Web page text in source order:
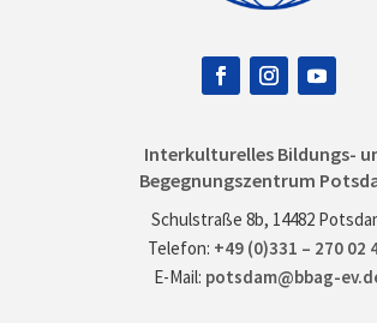
Interkulturelles Bildungs-
Begegnungszentrum
Schulstraße 8b, 14482
Telefon: +49 (0)331 – 270 02
E-Mail: potsdam@bbag-